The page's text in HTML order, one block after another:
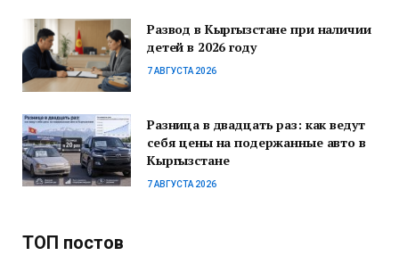
Развод в Кыргызстане при наличии
детей в 2026 году
7 АВГУСТА 2026
Разница в двадцать раз: как ведут
себя цены на подержанные авто в
Кыргызстане
7 АВГУСТА 2026
ТОП постов